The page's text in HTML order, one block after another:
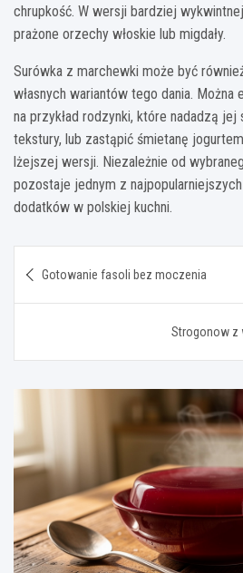
chrupkość. W wersji bardziej
prażone orzechy włoskie lub migdały.
Surówka z marchewki może być
własnych wariantów tego dania.
na przykład rodzynki, które nadadzą jej
tekstury, lub zastąpić śmietanę
lżejszej wersji. Niezależnie od
pozostaje jednym z
dodatków w polskiej kuchni.
wpisu
Gotowanie fasoli bez moczenia
Strogonow z